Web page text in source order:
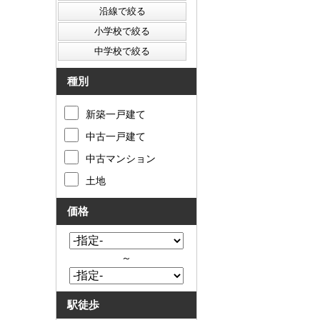
種別
新築一戸建て
中古一戸建て
中古マンション
土地
価格
～
駅徒歩